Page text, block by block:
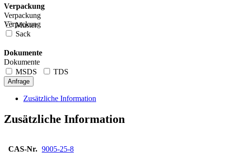
Verpackung
Verpackung
Muster
Verpackung
Sack
Dokumente
Dokumente
MSDS
TDS
Anfrage
Zusätzliche Information
Zusätzliche Information
CAS-Nr. 9005-25-8